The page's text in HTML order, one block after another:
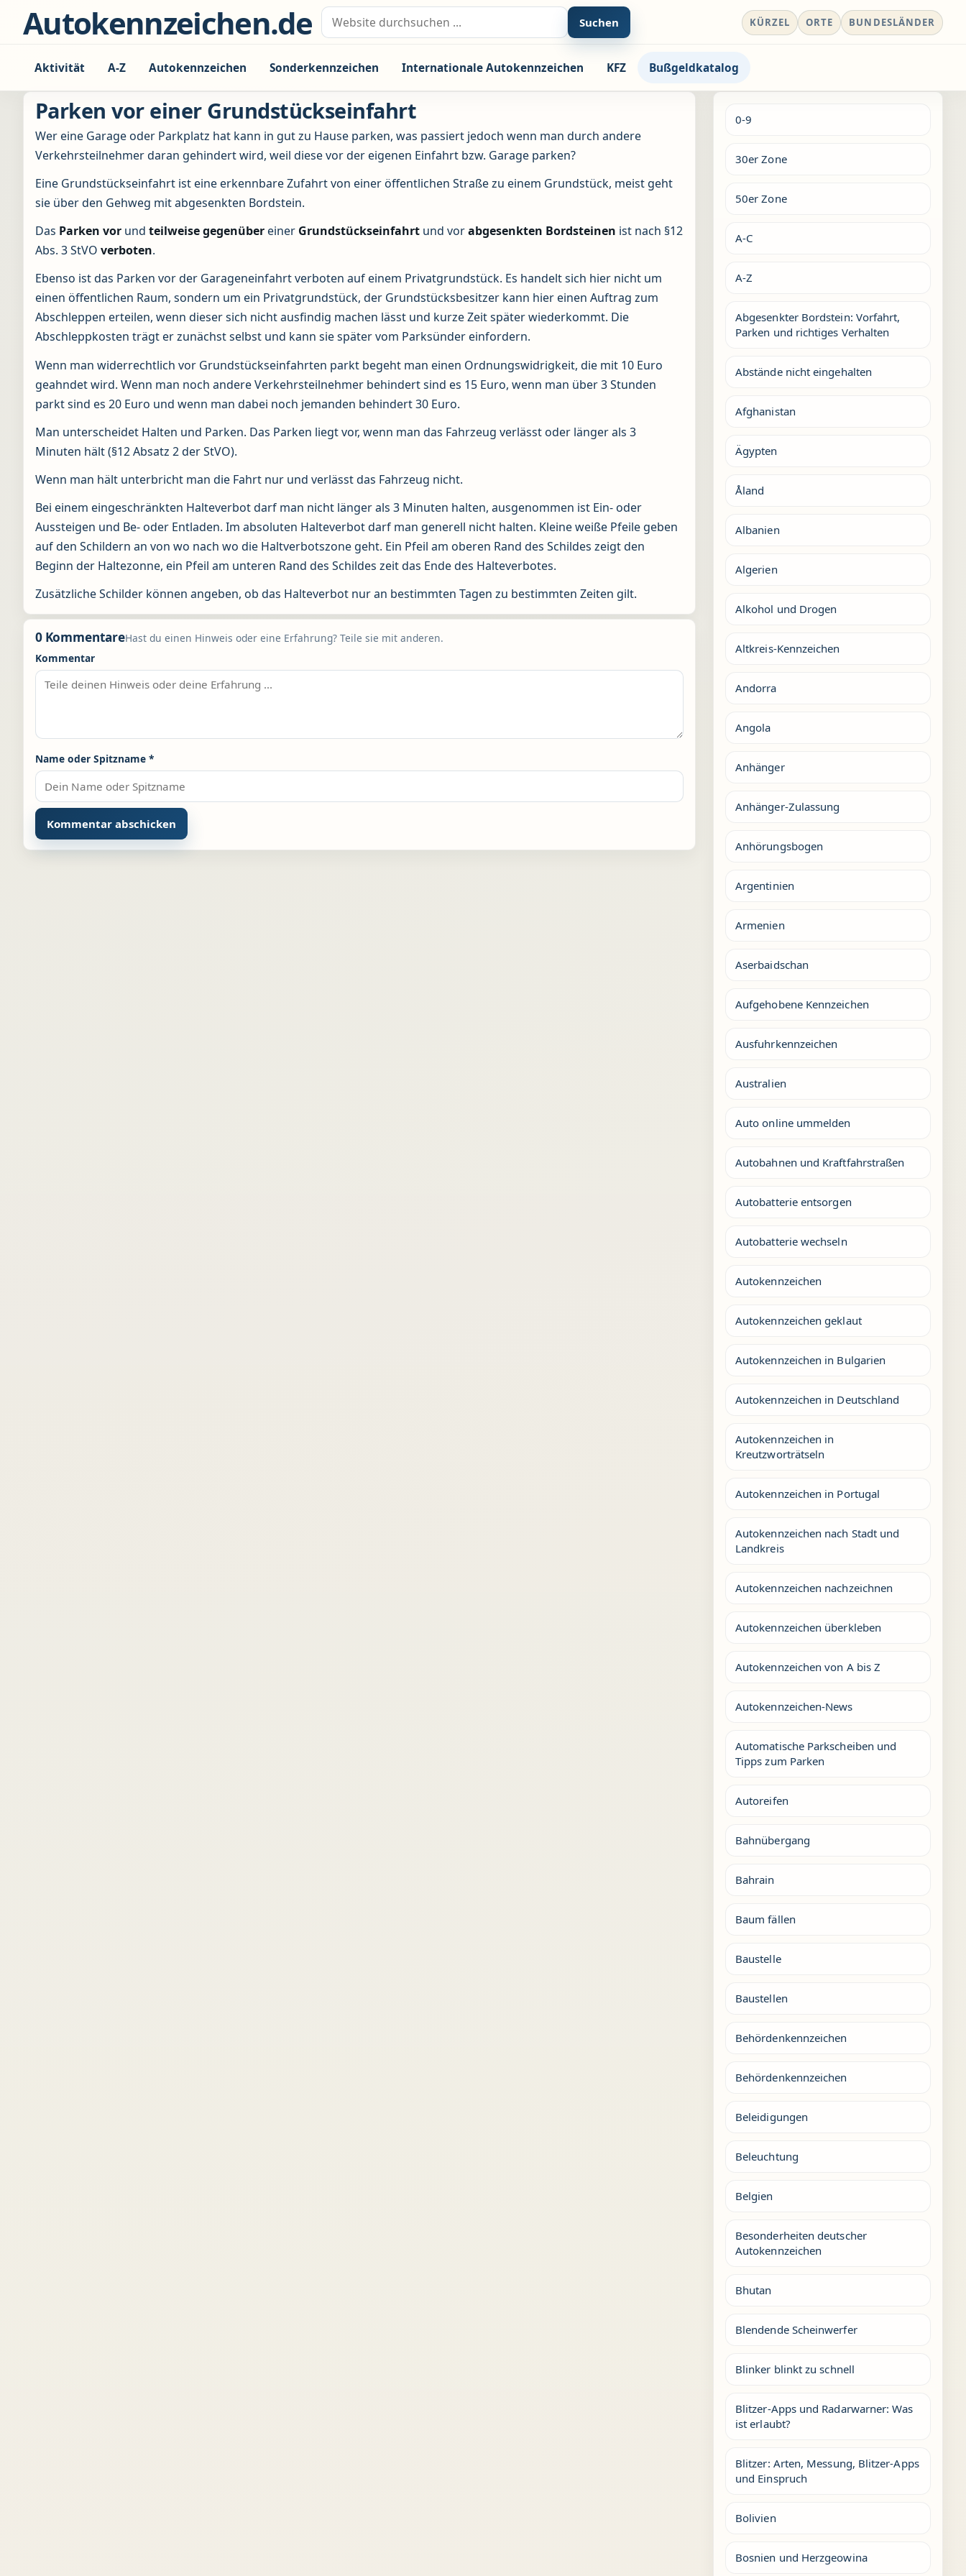
Zum Inhalt springen
Autokennzeichen.de Suche nach: Suchen KÜRZEL ORTE BUNDESLÄNDER
Aktivität A-Z Autokennzeichen Sonderkennzeichen Internationale Autokennzeichen KFZ Bußgeldkatalog
Parken vor einer Grundstückseinfahrt
Wer eine Garage oder Parkplatz hat kann in gut zu Hause parken, was passiert jedoch wenn man durch andere
Verkehrsteilnehmer daran gehindert wird, weil diese vor der eigenen Einfahrt bzw. Garage parken?
Eine Grundstückseinfahrt ist eine erkennbare Zufahrt von einer öffentlichen Straße zu einem Grundstück, meist geht
sie über den Gehweg mit abgesenkten Bordstein.
Das Parken vor und teilweise gegenübereiner Grundstückseinfahrt und vorabgesenkten Bordsteinen ist nach §12
Abs. 3 StVO verboten.
Ebenso ist das Parken vor der Garageneinfahrt verboten auf einem Privatgrundstück. Es handelt sich hier nicht um
einen öffentlichen Raum, sondern um ein Privatgrundstück, der Grundstücksbesitzer kann hier einen Auftrag zum
Abschleppen erteilen, wenn dieser sich nicht ausfindig machen lässt und kurze Zeit später wiederkommt. Die
Abschleppkosten trägt er zunächst selbst und kann sie später vom Parksünder einfordern.
Wenn man widerrechtlich vor Grundstückseinfahrten parkt begeht man einen Ordnungswidrigkeit, die mit 10 Euro
geahndet wird. Wenn man noch andere Verkehrsteilnehmer behindert sind es 15 Euro, wenn man über 3 Stunden
parkt sind es 20 Euro und wenn man dabei noch jemanden behindert 30 Euro.
Man unterscheidet Halten und Parken. Das Parken liegt vor, wenn man das Fahrzeug verlässt oder länger als 3
Minuten hält (§12 Absatz 2 der StVO).
Wenn man hält unterbricht man die Fahrt nur und verlässt das Fahrzeug nicht.
Bei einem eingeschränkten Halteverbot darf man nicht länger als 3 Minuten halten, ausgenommen ist Ein- oder
Aussteigen und Be- oder Entladen. Im absoluten Halteverbot darf man generell nicht halten. Kleine weiße Pfeile geben
auf den Schildern an von wo nach wo die Haltverbotszone geht. Ein Pfeil am oberen Rand des Schildes zeigt den
Beginn der Haltezonne, ein Pfeil am unteren Rand des Schildes zeit das Ende des Halteverbotes.
Zusätzliche Schilder können angeben, ob das Halteverbot nur an bestimmten Tagen zu bestimmten Zeiten gilt.
0 KommentareHast du einen Hinweis oder eine Erfahrung? Teile sie mit anderen.
Kommentar
Name oder Spitzname *
Alternative:
0-9
30er Zone
50er Zone
A-C
A-Z
Abgesenkter Bordstein: Vorfahrt,
Parken und richtiges Verhalten
Abstände nicht eingehalten
Afghanistan
Ägypten
Åland
Albanien
Algerien
Alkohol und Drogen
Altkreis-Kennzeichen
Andorra
Angola
Anhänger
Anhänger-Zulassung
Anhörungsbogen
Argentinien
Armenien
Aserbaidschan
Aufgehobene Kennzeichen
Ausfuhrkennzeichen
Australien
Auto online ummelden
Autobahnen und Kraftfahrstraßen
Autobatterie entsorgen
Autobatterie wechseln
Autokennzeichen
Autokennzeichen geklaut
Autokennzeichen in Bulgarien
Autokennzeichen in Deutschland
Autokennzeichen in
Kreutzworträtseln
Autokennzeichen in Portugal
Autokennzeichen nach Stadt und
Landkreis
Autokennzeichen nachzeichnen
Autokennzeichen überkleben
Autokennzeichen von A bis Z
Autokennzeichen-News
Automatische Parkscheiben und
Tipps zum Parken
Autoreifen
Bahnübergang
Bahrain
Baum fällen
Baustelle
Baustellen
Behördenkennzeichen
Behördenkennzeichen
Beleidigungen
Beleuchtung
Belgien
Besonderheiten deutscher
Autokennzeichen
Bhutan
Blendende Scheinwerfer
Blinker blinkt zu schnell
Blitzer-Apps und Radarwarner: Was
ist erlaubt?
Blitzer: Arten, Messung, Blitzer-Apps
und Einspruch
Bolivien
Bosnien und Herzgeowina